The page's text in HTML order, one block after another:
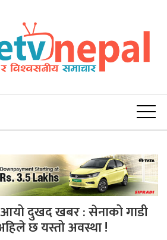
आयो दुखद खबर : सेनाको गाडी
छ यस्तो अवस्था !